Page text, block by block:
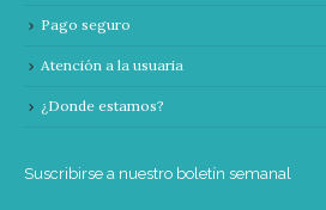
Pago seguro
Atención a la usuaria
¿Donde estamos?
Suscribirse a nuestro boletín semanal